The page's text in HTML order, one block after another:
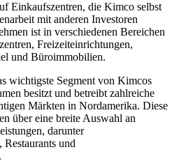
Einkaufszentren, die Kimco selbst
mit anderen Investoren
ist in verschiedenen Bereichen
Freizeiteinrichtungen,
und Büroimmobilien.
wichtigste Segment von Kimcos
besitzt und betreibt zahlreiche
Märkten in Nordamerika. Diese
über eine breite Auswahl an
darunter
Restaurants und